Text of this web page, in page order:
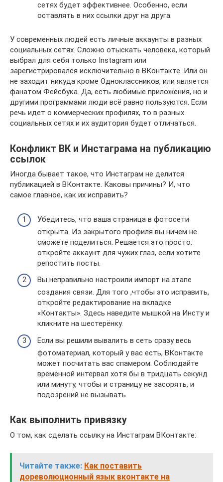
сетях будет эффективнее. Особенно, если
оставлять в них ссылки друг на друга.
У современных людей есть личные аккаунты в разных
социальных сетях. Сложно отыскать человека, который
выбрал для себя только Instagram или
зарегистрировался исключительно в ВКонтакте. Или он
не заходит никуда кроме Одноклассников, или является
фанатом Фейсбука. Да, есть любимые приложения, но и
другими программами люди всё равно пользуются. Если
речь идет о коммерческих профилях, то в разных
социальных сетях и их аудитория будет отличаться.
Конфликт ВК и Инстаграма на публикацию
ссылок
Иногда бывает такое, что Инстаграм не делится
публикацией в ВКонтакте. Каковы причины? И, что
самое главное, как их исправить?
Убедитесь, что ваша страница в фотосети
открыта. Из закрытого профиля вы ничем не
сможете поделиться. Решается это просто:
откройте аккаунт для чужих глаз, если хотите
репостить посты.
Вы неправильно настроили импорт на этапе
создания связи. Для того ,чтобы это исправить,
откройте редактирование на вкладке
«Контакты». Здесь наведите мышкой на Инсту и
кликните на шестерёнку.
Если вы решили вывалить в сеть сразу весь
фотоматериал, который у вас есть, ВКонтакте
может посчитать вас спамером. Соблюдайте
временной интервал хотя бы в тридцать секунд
или минуту, чтобы и страницу не засорять, и
подозрений не вызывать.
Как выполнить привязку
О том, как сделать ссылку на Инстаграм ВКонтакте:
Читайте также: Как поставить
дореволюционный язык вконтакте на